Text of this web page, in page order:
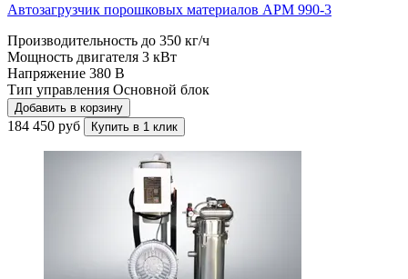
Автозагрузчик порошковых материалов APM 990-3
Производительность до 350 кг/ч
Мощность двигателя 3 кВт
Напряжение 380 В
Тип управления Основной блок
Добавить в корзину
184 450 руб Купить в 1 клик